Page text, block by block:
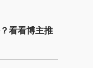
看看博主推